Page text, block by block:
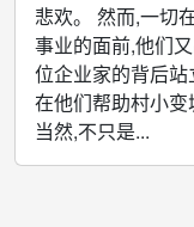
悲欢。 然而,一切
事业的面前,他们
位企业家的背后站
在他们帮助村小变
当然,不只是...